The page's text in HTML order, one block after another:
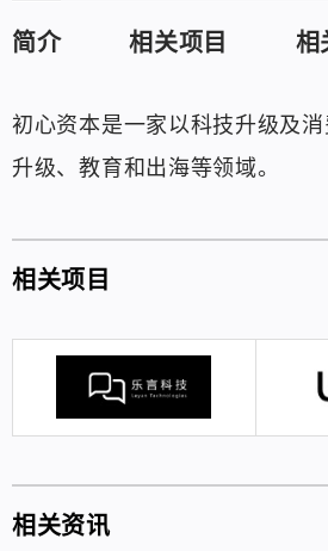
简介 相关项目 相
初心资本是一家以科技升级及
升级、教育和出海等领域。
相关项目
相关资讯